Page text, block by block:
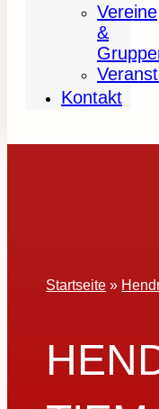
Vereine
&
Kontakt
Startseite »